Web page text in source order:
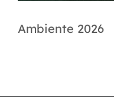
Ambiente 2026